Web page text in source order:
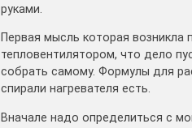
руками.
Первая мысль которая возникла
тепловентилятором, что дело
собрать самому. Формулы для
спирали нагревателя есть.
Вначале надо определиться с